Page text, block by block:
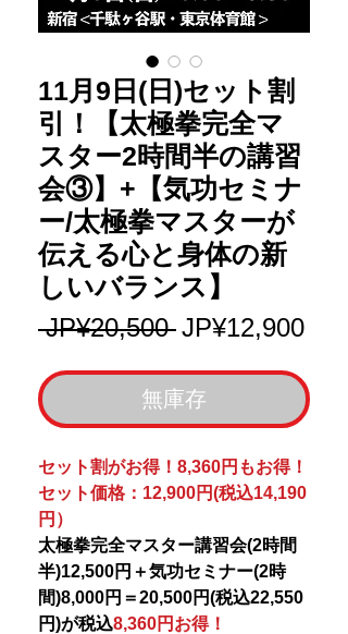
11月9日(日)セット割
引！【太極拳完全マ
スター2時間半の講習
会③】+【気功セミナ
ー/太極拳マスターが
伝える心と身体の新
しいバランス】
JP¥20,500 一
價
格
JP¥12,900促
價
格
無庫存
セット割がお得！8,360円もお得！
セット価格：12,900円(税込14,190
円）
太極拳完全マスター講習会(2時間
半)12,500円＋気功セミナー(2時
間)8,000円＝20,500円(税込22,550
円)が税込8,360円お得！